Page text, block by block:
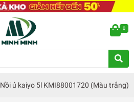
0
Nồi ủ kaiyo 5l KMI88001720 (Màu trắng)